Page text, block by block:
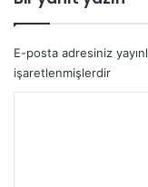
E-posta adresiniz
işaretlenmişlerdir